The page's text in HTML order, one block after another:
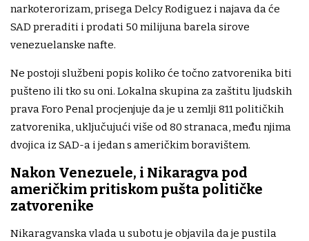
narkoterorizam, prisega Delcy Rodiguez i najava da će
SAD preraditi i prodati 50 milijuna barela sirove
venezuelanske nafte.
Ne postoji službeni popis koliko će točno zatvorenika biti
pušteno ili tko su oni. Lokalna skupina za zaštitu ljudskih
prava Foro Penal procjenjuje da je u zemlji 811 političkih
zatvorenika, uključujući više od 80 stranaca, među njima
dvojica iz SAD-a i jedan s američkim boravištem.
Nakon Venezuele, i Nikaragva pod
američkim pritiskom pušta političke
zatvorenike
Nikaragvanska vlada u subotu je objavila da je pustila